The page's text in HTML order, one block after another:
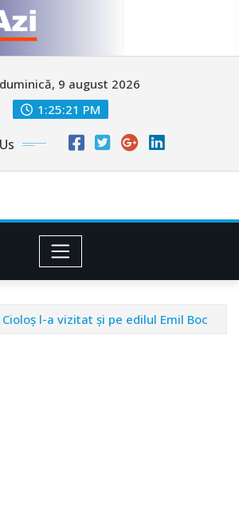
duminică, 9 august 2026
1:25:23 PM
Cioloş l-a vizitat şi pe edilul Emil Boc